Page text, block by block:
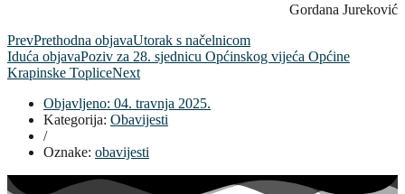
Gordana Jureković
PrevPrethodna objavaUtorak s načelnicom
Iduća objavaPoziv za 28. sjednicu Općinskog vijeća Općine
Krapinske TopliceNext
Objavljeno: 04. travnja 2025.
Kategorija: Obavijesti
/
Oznake: obavijesti